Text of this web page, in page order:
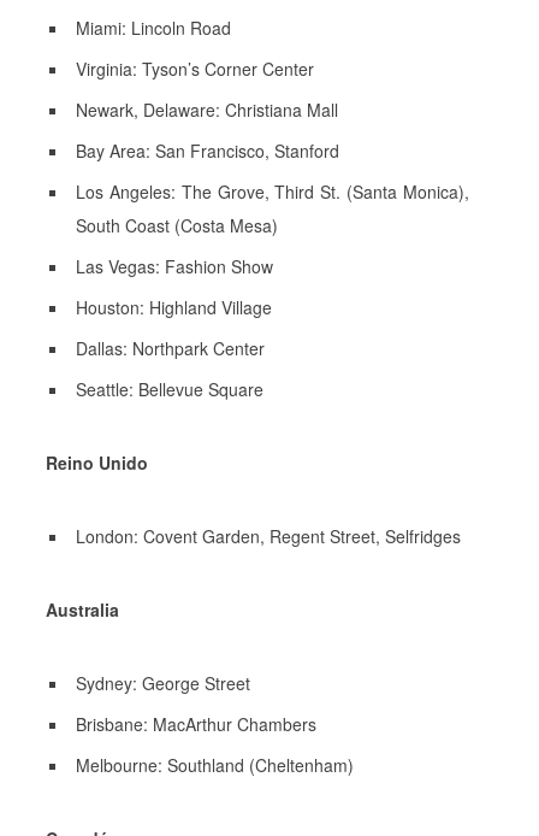
Miami: Lincoln Road
Virginia: Tyson’s Corner Center
Newark, Delaware: Christiana Mall
Bay Area: San Francisco, Stanford
Los Angeles: The Grove, Third St. (Santa Monica),
South Coast (Costa Mesa)
Las Vegas: Fashion Show
Houston: Highland Village
Dallas: Northpark Center
Seattle: Bellevue Square
Reino Unido
London: Covent Garden, Regent Street, Selfridges
Australia
Sydney: George Street
Brisbane: MacArthur Chambers
Melbourne: Southland (Cheltenham)